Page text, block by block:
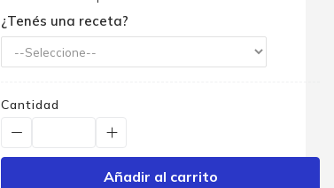
¿Tenés una receta?
Cantidad
Añadir al carrito